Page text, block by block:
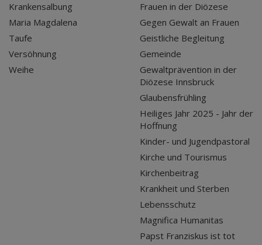
Krankensalbung
Maria Magdalena
Taufe
Versöhnung
Weihe
Frauen in der Diözese
Gegen Gewalt an Frauen
Geistliche Begleitung
Gemeinde
Gewaltprävention in der
Diözese Innsbruck
Glaubensfrühling
Heiliges Jahr 2025 - Jahr der
Hoffnung
Kinder- und Jugendpastoral
Kirche und Tourismus
Kirchenbeitrag
Krankheit und Sterben
Lebensschutz
Magnifica Humanitas
Papst Franziskus ist tot